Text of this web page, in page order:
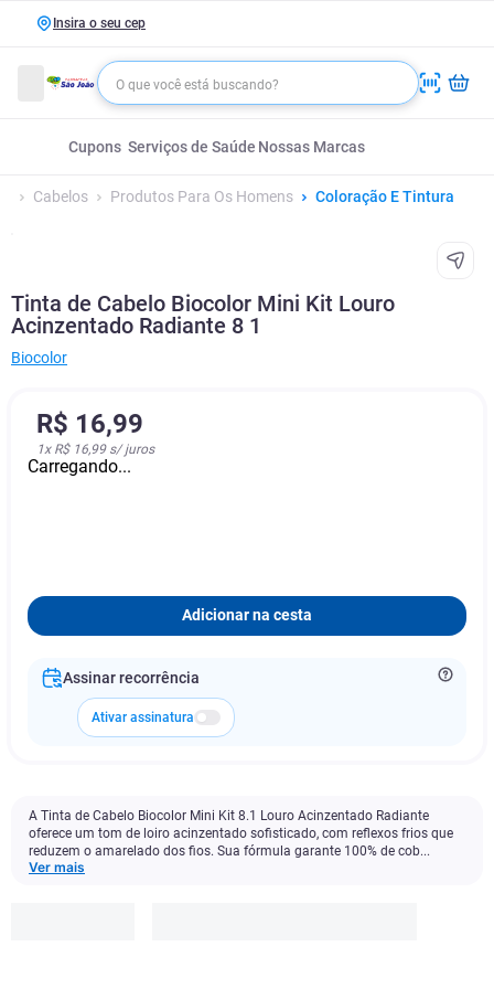
Insira o seu cep
Cupons Serviços de Saúde Nossas Marcas
Cabelos Produtos Para Os Homens Coloração E Tintura
Tinta de Cabelo Biocolor Mini Kit Louro
Acinzentado Radiante 8 1
Biocolor
R$ 16,99
1x R$ 16,99s/ juros
Carregando...
Adicionar na cesta
Assinar recorrência
Ativar assinatura
A Tinta de Cabelo Biocolor Mini Kit 8.1 Louro Acinzentado Radiante
oferece um tom de loiro acinzentado sofisticado, com reflexos frios que
reduzem o amarelado dos fios. Sua fórmula garante 100% de cob...
Ver mais